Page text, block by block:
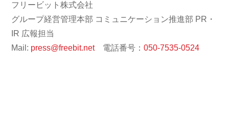
フリービット株式会社
グループ経営管理本部 コミュニケーション推進部 PR・
IR 広報担当
Mail: press@freebit.net電話番号：050-7535-0524